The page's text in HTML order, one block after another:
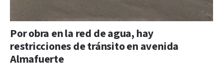
Por obra en la red de agua, hay
restricciones de tránsito en avenida
Almafuerte